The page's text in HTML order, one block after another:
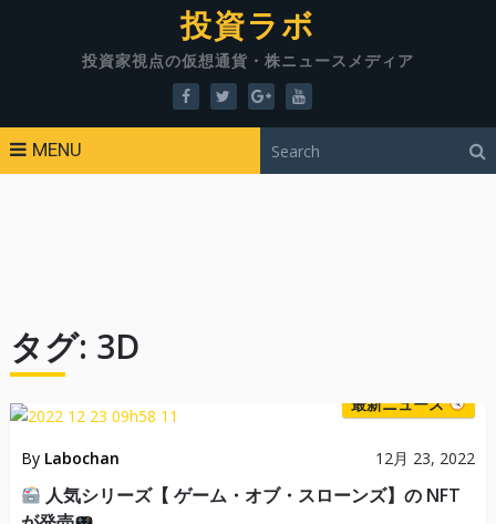
投資ラボ
投資家視点の仮想通貨・株ニュースメディア
MENU
タグ: 3D
最新ニュース
By Labochan 12月 23, 2022
人気シリーズ【 ゲーム・オブ・スローンズ】の NFT